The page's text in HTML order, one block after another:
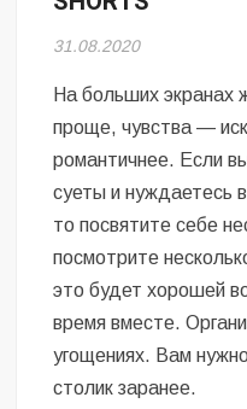
Безугла закликає валити
сучасну моду
Командувач ВМС Неїжпапа
навколо керівництва армії
31.08.2020
На больших экранах
проще, чувства —
романтичнее. Если
суеты и нуждаетесь
то посвятите себе
посмотрите
это будет хорошей
время вместе.
угощениях. Вам
столик заранее.